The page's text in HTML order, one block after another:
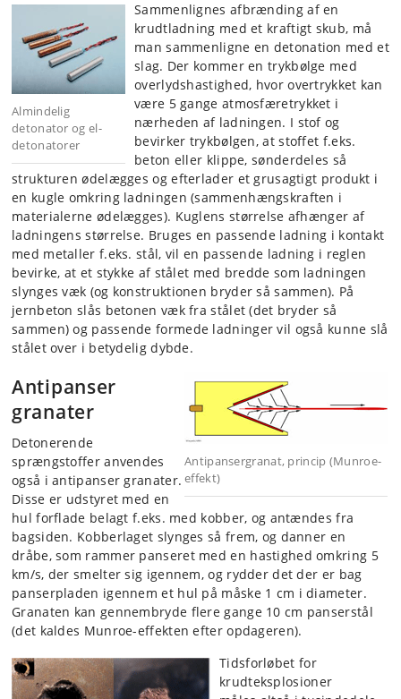
Almindelig
detonator og el-
detonatorer
Sammenlignes afbrænding af en
krudtladning med et kraftigt skub, må
man sammenligne en detonation med et
slag. Der kommer en trykbølge med
overlydshastighed, hvor overtrykket kan
være 5 gange atmosfæretrykket i
nærheden af ladningen. I stof og
bevirker trykbølgen, at stoffet f.eks.
beton eller klippe, sønderdeles så
strukturen ødelægges og efterlader et grusagtigt produkt i
en kugle omkring ladningen (sammenhængskraften i
materialerne ødelægges). Kuglens størrelse afhænger af
ladningens størrelse. Bruges en passende ladning i kontakt
med metaller f.eks. stål, vil en passende ladning i reglen
bevirke, at et stykke af stålet med bredde som ladningen
slynges væk (og konstruktionen bryder så sammen). På
jernbeton slås betonen væk fra stålet (det bryder så
sammen) og passende formede ladninger vil også kunne slå
stålet over i betydelig dybde.
Antipansergranat, princip (Munroe-
effekt)
Antipanser
granater
Detonerende
sprængstoffer anvendes
også i antipanser granater.
Disse er udstyret med en
hul forflade belagt f.eks. med kobber, og antændes fra
bagsiden. Kobberlaget slynges så frem, og danner en
dråbe, som rammer panseret med en hastighed omkring 5
km/s, der smelter sig igennem, og rydder det der er bag
panserpladen igennem et hul på måske 1 cm i diameter.
Granaten kan gennembryde flere gange 10 cm panserstål
(det kaldes Munroe-effekten efter opdageren).
Tidsforløbet for
krudteksplosioner